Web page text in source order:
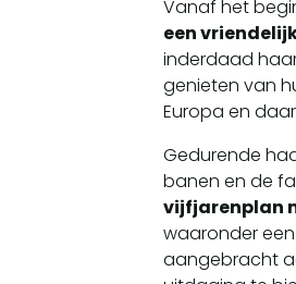
Vanaf het
een
inderdaad
genieten van
Europa en
Gedurende
banen en de
vijfjarenplan
waaronder
aangebracht